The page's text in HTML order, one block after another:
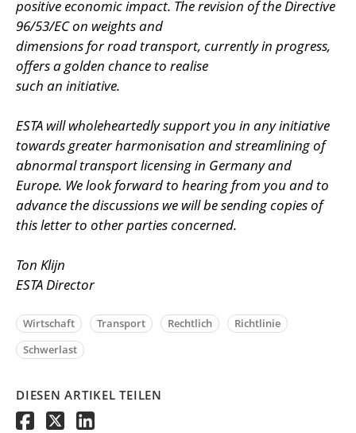
positive economic impact. The revision of the Directive
96/53/EC on weights and
dimensions for road transport, currently in progress,
offers a golden chance to realise
such an initiative.
ESTA will wholeheartedly support you in any initiative
towards greater harmonisation and streamlining of
abnormal transport licensing in Germany and
Europe. We look forward to hearing from you and to
advance the discussions we will be sending copies of
this letter to other parties concerned.
Ton Klijn
ESTA Director
Wirtschaft Transport Rechtlich
Richtlinie
Schwerlast
DIESEN ARTIKEL TEILEN